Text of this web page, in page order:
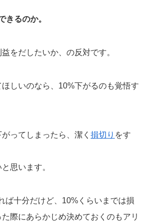
きるのか。
をだしたいか、の反対です。
しいのなら、10%下がるのも覚悟す
ってしまったら、潔く 損切り をす
思います。
ば十分だけど、10%くらいまでは損
際にあらかじめ決めておくのもアリ